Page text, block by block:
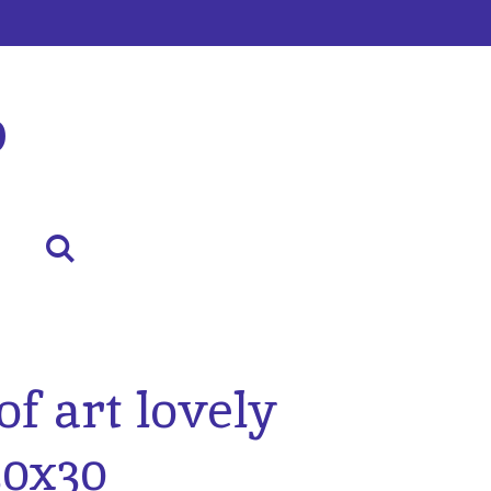
art lovely